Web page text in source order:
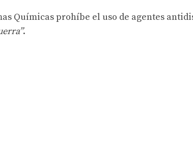
Químicas prohíbe el uso de agentes
.